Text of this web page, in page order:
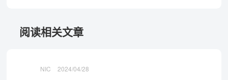
阅读相关文章
NIC 2024/04/28